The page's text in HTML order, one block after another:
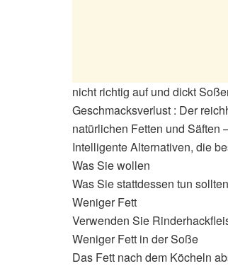
nicht richtig auf und dickt
Geschmacksverlust : Der
natürlichen Fetten und Säften
Intelligente Alternativen, die
Was Sie wollen
Was Sie stattdessen tun sollten
Weniger Fett
Verwenden Sie
Weniger Fett in der Soße
Das Fett nach dem Köcheln